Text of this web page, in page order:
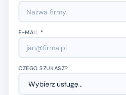
E-MAIL *
CZEGO SZUKASZ?